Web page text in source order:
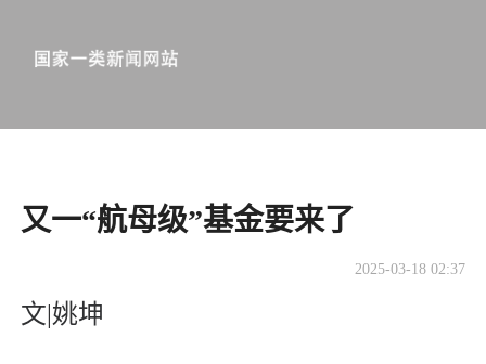
​又一“航母级”基金要来了
2025-03-18 02:37
文|姚坤